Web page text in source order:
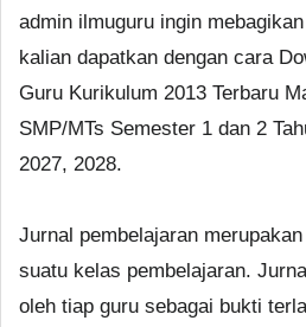
admin ilmuguru ingin
kalian dapatkan dengan cara
Guru Kurikulum 2013 Terbaru
SMP/MTs Semester 1 dan 2
2027, 2028.
Jurnal pembelajaran
suatu kelas pembelajaran.
oleh tiap guru sebagai bukti